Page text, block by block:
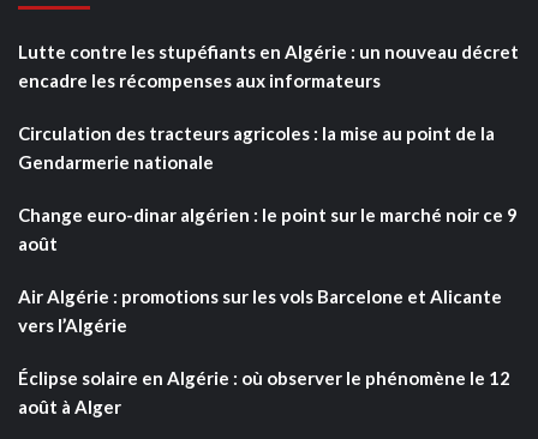
Lutte contre les stupéfiants en Algérie : un nouveau décret
encadre les récompenses aux informateurs
Circulation des tracteurs agricoles : la mise au point de la
Gendarmerie nationale
Change euro-dinar algérien : le point sur le marché noir ce 9
août
Air Algérie : promotions sur les vols Barcelone et Alicante
vers l’Algérie
Éclipse solaire en Algérie : où observer le phénomène le 12
août à Alger